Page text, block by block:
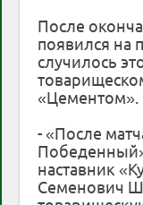
После
появился на
случилось
«Цементом».
- «После
наставник
Семенович